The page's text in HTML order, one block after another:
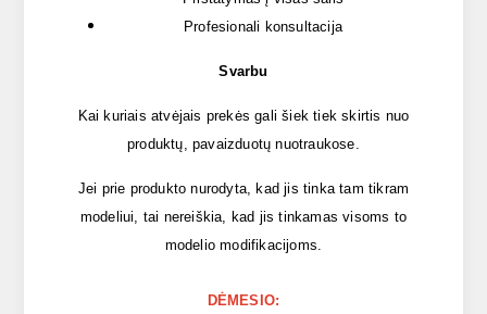
Profesionali konsultacija
Svarbu
Kai kuriais atvėjais prekės gali šiek tiek skirtis nuo
produktų, pavaizduotų nuotraukose.
Jei prie produkto nurodyta, kad jis tinka tam tikram
modeliui, tai nereiškia, kad jis tinkamas visoms to
modelio modifikacijoms.
DĖMESIO: